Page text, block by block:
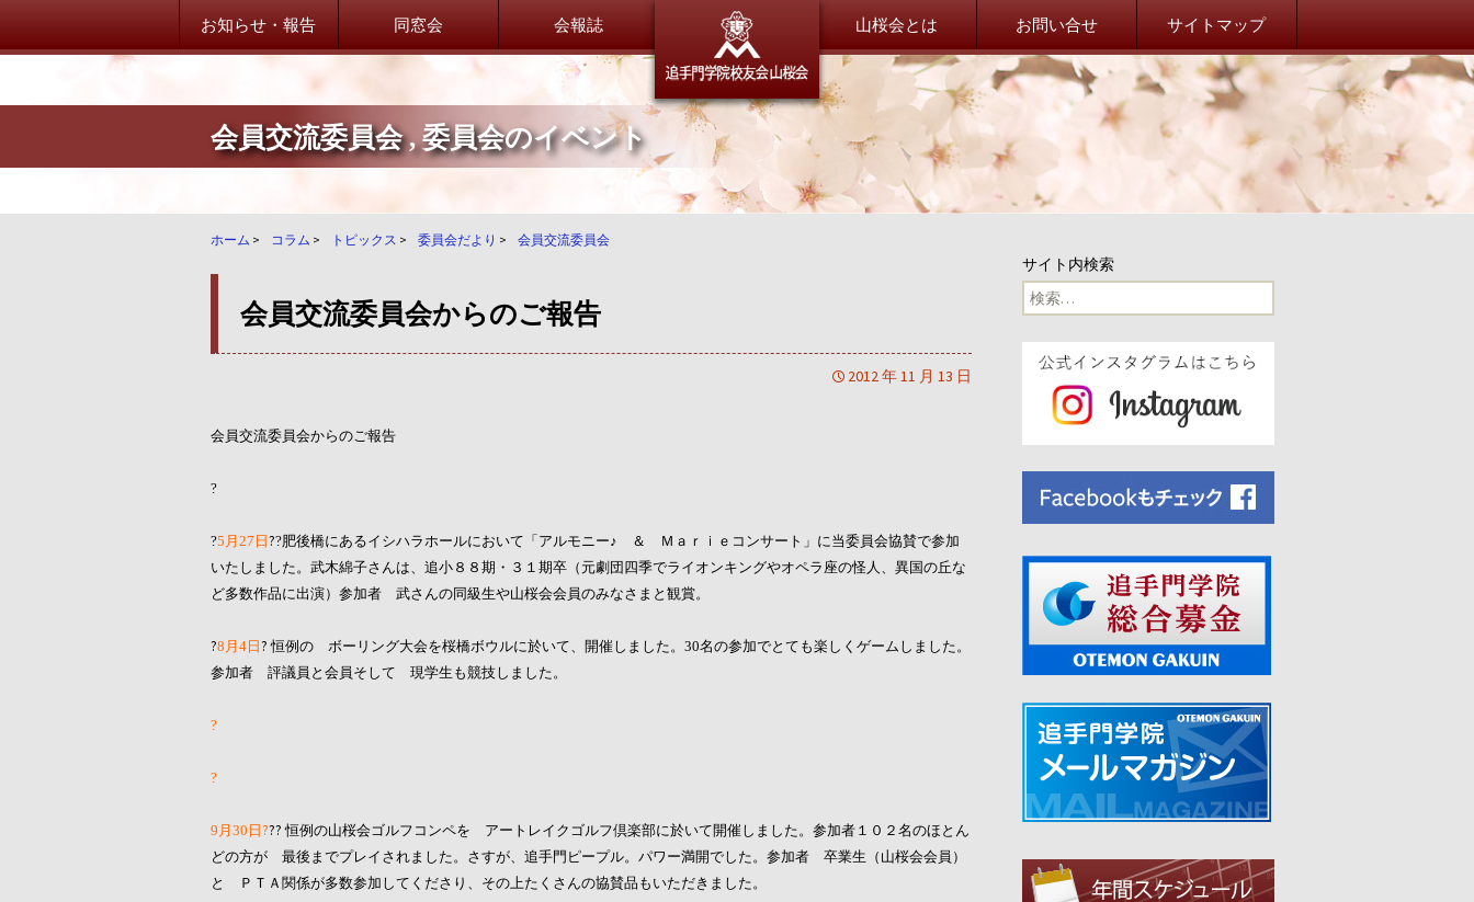
追手門学院校友会 山桜会オフィシ
お知らせ・報告
山桜会からのお知らせ
山桜会からのお知らせ
卒業生だより！
学校・在校生だより
委員会だより
総務委員会
渉外交流委員会
同窓会サポート委員会
総会・新年会
総会・新年会について
事務局だより
事務局からのお知らせ
100周年
同窓会 会報誌 山桜会とは お問い合せ サイトマップ
会員交流委員会, 委員会のイベント
ホーム > コラム > トピックス > 委員会だより > 会員交流委員会
会員交流委員会からのご報告
2012 年 11 月 13 日
会員交流委員会からのご報告
?
?5 月27 日??肥後橋にあるイシハラホールにおいて「アルモニー♪ ＆ Ｍａｒｉｅコンサート」に当委員会協賛で参加
いたしました。武木綿子さんは、追小８８期・ ３１期卒（元劇団四季でライオンキングやオペラ座の怪人、異国の丘な
ど多数作品に出演） 参加者 武さんの同級生や山桜会会員のみなさまと観賞。
?8 月4日?恒例の ボーリング大会を桜橋ボウルに於いて、開催しました。 30名の参加でとても楽しくゲームしました。
参加者 評議員と会員そして 現学生も競技しました。
?
?
9 月30 日???恒例の山桜会ゴルフコンペを アートレイクゴルフ倶楽部に於いて開催しました。 参加者１０２名のほとん
どの方が 最後までプレイされました。 さすが、追手門ピープル。パワー満開でした。 参加者 卒業生（山桜会会員）
と ＰＴＡ関係が多数参加してくださり、その上たくさんの協賛品もいただきました。
サイト内検索
検
索: